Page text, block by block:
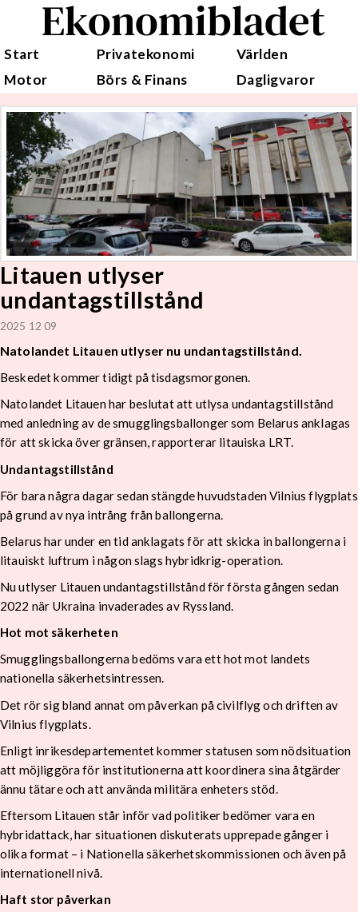
Ekonomibladet
Start Privatekonomi
Världen
Motor
Börs & Finans Dagligvaror
Litauen utlyser
undantagstillstånd
2025 12 09
Natolandet Litauen utlyser nu undantagstillstånd.
Beskedet kommer tidigt på tisdagsmorgonen.
Natolandet Litauen har beslutat att utlysa undantagstillstånd
med anledning av de smugglingsballonger som Belarus anklagas
för att skicka över gränsen, rapporterar litauiska LRT.
Undantagstillstånd
För bara några dagar sedan stängde huvudstaden Vilnius flygplats
på grund av nya intrång från ballongerna.
Belarus har under en tid anklagats för att skicka in ballongerna i
litauiskt luftrum i någon slags hybridkrig-operation.
Nu utlyser Litauen undantagstillstånd för första gången sedan
2022 när Ukraina invaderades av Ryssland.
Hot mot säkerheten
Smugglingsballongerna bedöms vara ett hot mot landets
nationella säkerhetsintressen.
Det rör sig bland annat om påverkan på civilflyg och driften av
Vilnius flygplats.
Enligt inrikesdepartementet kommer statusen som nödsituation
att möjliggöra för institutionerna att koordinera sina åtgärder
ännu tätare och att använda militära enheters stöd.
Eftersom Litauen står inför vad politiker bedömer vara en
hybridattack, har situationen diskuterats upprepade gånger i
olika format – i Nationella säkerhetskommissionen och även på
internationell nivå.
Haft stor påverkan